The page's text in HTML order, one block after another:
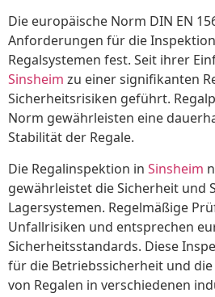
Die europäische Norm DIN EN
Anforderungen für die
Regalsystemen fest. Seit ihrer
Sinsheim zu einer signifikanten
Sicherheitsrisiken geführt.
Norm gewährleisten eine
Stabilität der Regale.
Die Regalinspektion in Sinsheim
gewährleistet die Sicherheit und
Lagersystemen. Regelmäßige
Unfallrisiken und entsprechen
Sicherheitsstandards. Diese
für die Betriebssicherheit und
von Regalen in verschiedenen